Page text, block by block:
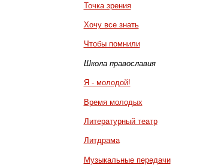
Точка зрения
Хочу все знать
Чтобы помнили
Школа православия
Я - молодой!
Время молодых
Литературный театр
Литдрама
Музыкальные передачи